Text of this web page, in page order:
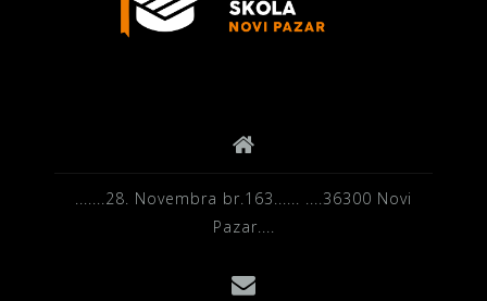
.......28. Novembra br.163...... ....36300 Novi
Pazar....